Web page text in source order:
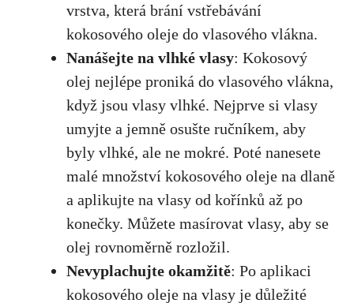
vrstva, která brání vstřebávání
kokosového oleje do vlasového vlákna.
Nanášejte na vlhké vlasy: Kokosový
olej nejlépe proniká do vlasového vlákna,
když jsou vlasy vlhké. Nejprve si vlasy
umyjte a jemně osušte ručníkem, aby
byly vlhké, ale ne mokré. Poté nanesete
malé množství kokosového oleje na dlaně
a aplikujte na vlasy od kořínků až po
konečky. Můžete masírovat vlasy, aby se
olej rovnoměrně rozložil.
Nevyplachujte okamžitě: Po aplikaci
kokosového oleje na vlasy je důležité